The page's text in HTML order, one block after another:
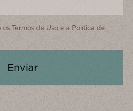
os Termos de Uso e a Política de
Enviar